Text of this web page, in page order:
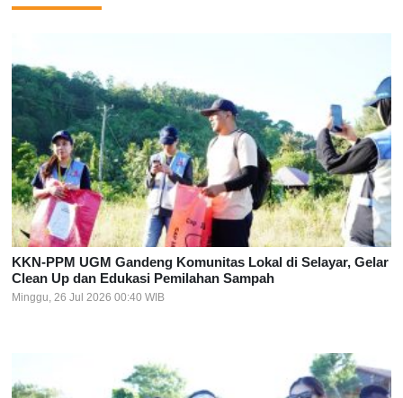
KKN-PPM UGM Gandeng Komunitas Lokal di Selayar, Gelar
Clean Up dan Edukasi Pemilahan Sampah
Minggu, 26 Jul 2026 00:40 WIB